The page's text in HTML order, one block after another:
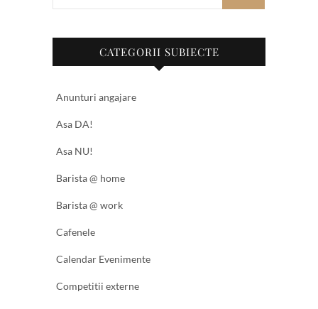
CATEGORII SUBIECTE
Anunturi angajare
Asa DA!
Asa NU!
Barista @ home
Barista @ work
Cafenele
Calendar Evenimente
Competitii externe